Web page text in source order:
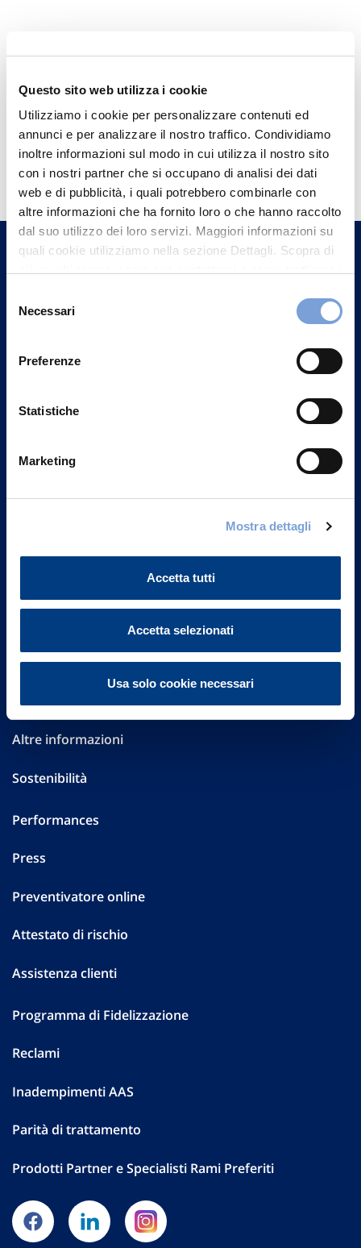
Questo sito web utilizza i cookie
Utilizziamo i cookie per personalizzare contenuti ed
annunci e per analizzare il nostro traffico. Condividiamo
inoltre informazioni sul modo in cui utilizza il nostro sito
con i nostri partner che si occupano di analisi dei dati
web e di pubblicità, i quali potrebbero combinarle con
altre informazioni che ha fornito loro o che hanno raccolto
dal suo utilizzo dei loro servizi. Maggiori informazioni su
quali cookie utilizziamo nella sezione Dettagli. Scopra di
può trovare nel footer del sito nella sezione "Informativa
delNecessari
Preferenze
Statistiche
Marketing
Mostra dettagli
Accetta tutti
Accetta selezionati
Usa solo cookie necessari
Hai bisogno di
informazioni?
Trova l'Agenzia più vicina a te e parla con
un nostro Agente.
Contattaci
Governance
Investor Relations
Altre informazioni
Sostenibilità
Performances
Press
Preventivatore online
Attestato di rischio
Assistenza clienti
Programma di Fidelizzazione
Reclami
Inadempimenti AAS
Parità di trattamento
Prodotti Partner e Specialisti Rami Preferiti